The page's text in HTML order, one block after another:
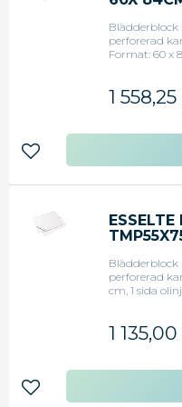
Blädderblock
perforerad
Format: 60 x
1 558,25
Lägg till i favoriter
Blädderblock
perforerad
cm, 1 sida
1 135,00
Lägg till i favoriter